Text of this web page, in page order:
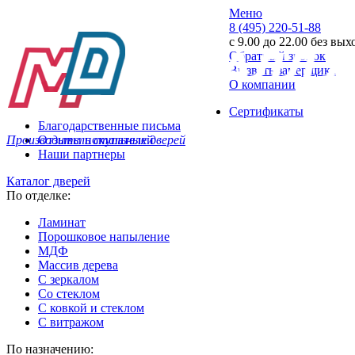
Производитель стальных дверей
Меню
8 (495) 220-51-88
с 9.00 до 22.00 без
Обратный звонок
Вызвать замерщика
О компании
Сертификаты
Благодарственные письма
Отзывы покупателей
Наши партнеры
Каталог дверей
По отделке:
Ламинат
Порошковое напыление
МДФ
Массив дерева
С зеркалом
Со стеклом
С ковкой и стеклом
С витражом
По назначению: